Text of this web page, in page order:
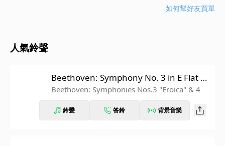
如何幫好友買單
人氣鈴聲
Beethoven: Symphony No. 3 in E Flat M
ajor, Op. 55 "Eroica": IV. Finale. Allegro
Beethoven: Symphonies Nos.3 "Eroica" & 4
鈴聲 答鈴 背景音樂